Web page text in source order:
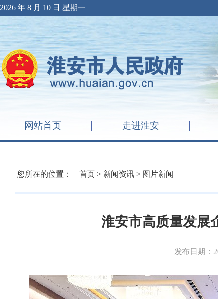
2026 年 8 月 10 日 星期一
网站首页 走进淮安
您所在的位置： 首页 > 新闻资讯 > 图片新闻
淮安市高质量发展
发布日期：